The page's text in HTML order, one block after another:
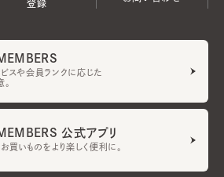
登録
ビスや会員ランクに応じた
公式アプリ
買いものをより楽しく便利に。